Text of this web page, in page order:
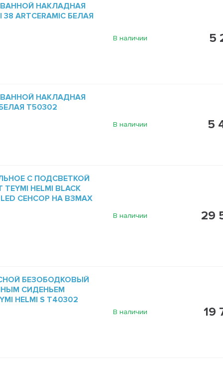
НАКЛАДНАЯ
38 ARTCERAMIC БЕЛАЯ
В наличии 5
НАКЛАДНАЯ
БЕЛАЯ T50302
В наличии 5
С ПОДСВЕТКОЙ
HELMI BLACK
LED СЕНСОР НА ВЗМАХ
В наличии 29
БЕЗОБОДКОВЫЙ
СИДЕНЬЕМ
HELMI S T40302
В наличии 19